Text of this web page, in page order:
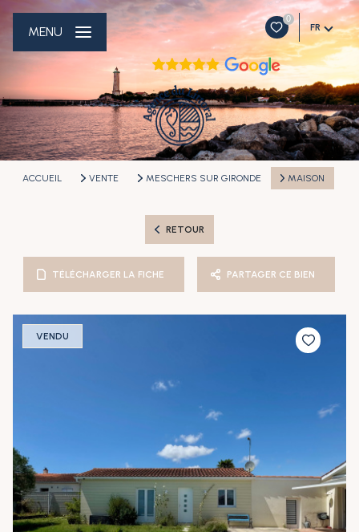
0
FR
MENU
ACCUEIL VENTE MESCHERS SUR GIRONDE MAISON
RETOUR
TÉLÉCHARGER LA FICHE PARTAGER CE BIEN
VENDU